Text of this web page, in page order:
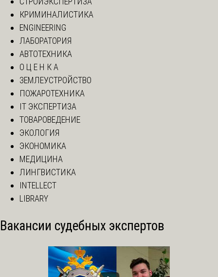
КРИМИНАЛИСТИКА
ENGINEERING
ЛАБОРАТОРИЯ
АВТОТЕХНИКА
О Ц Е Н К А
ЗЕМЛЕУСТРОЙСТВО
ПОЖАРОТЕХНИКА
IT ЭКСПЕРТИЗА
ТОВАРОВЕДЕНИЕ
ЭКОЛОГИЯ
ЭКОНОМИКА
МЕДИЦИНА
ЛИНГВИСТИКА
INTELLECT
LIBRARY
Вакансии судебных экспертов